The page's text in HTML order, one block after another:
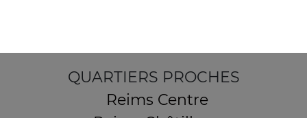
QUARTIERS PROCHES
Reims Centre